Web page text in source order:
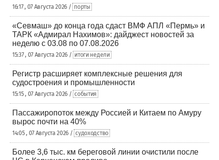
16:17 , 07 Августа 2026 / порты
«Севмаш» до конца года сдаст ВМФ АПЛ «Пермь» и
ТАРК «Адмирал Нахимов»: дайджест новостей за
неделю с 03.08 по 07.08.2026
15:37 , 07 Августа 2026 / итоги недели
Регистр расширяет комплексные решения для
судостроения и промышленности
15:15 , 07 Августа 2026 / события
Пассажиропоток между Россией и Китаем по Амуру
вырос почти на 40%
14:05 , 07 Августа 2026 / судоходство
Более 3,6 тыс. км береговой линии очистили после